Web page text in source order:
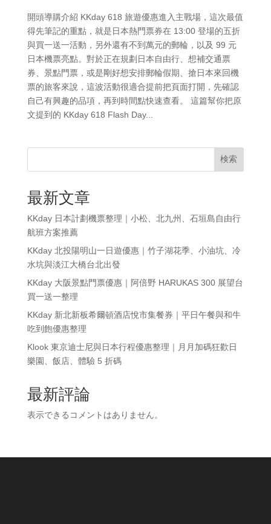
開頭導購介紹 KKday 618 旅遊優惠進入主戰場，這次最值
得先筆記的重點，就是日本熱門票券在 13:00 登場的五折
與買一送一活動，另外還有不到萬元的郵輪，以及 99 元
日本機票亮點。對於正在規劃日本自由行、想補交通票
券、景點門票，或是剛好想安排郵輪假期、搶日本來回機
票的旅客來說，這波活動很適合提前把頁面打開，先確認
自己有興趣的品項，再到時間點快速查看。 這篇幫你把原
文提到的 KKday 618 Flash Day...
検索
最新文章
KKday 日本計劃機票整理｜小松、北九州、石垣島自由行
航班方案推薦
KKday 北投陽明山一日遊優惠｜竹子湖花季、小油坑、冷
水坑與淡江大橋台北出發
KKday 大阪景點門票優惠｜阿倍野 HARUKAS 300 展望台
買一送一整理
KKday 新北新板希爾頓酒店悅市集餐券｜平日午餐與和牛
吃到飽優惠整理
Klook 東京迪士尼與日本行程優惠整理｜月月加碼狂歡日
樂園、飯店、體驗 5 折碼
最新評論
表示できるコメントはありません。